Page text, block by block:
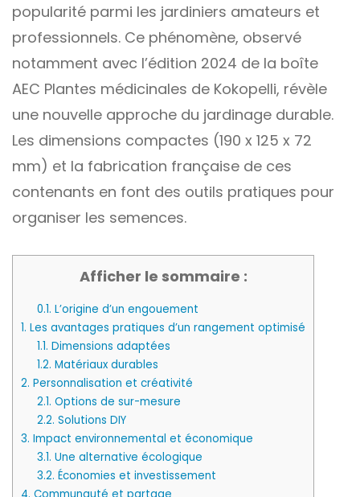
popularité parmi les jardiniers amateurs et
professionnels. Ce phénomène, observé
notamment avec l’édition 2024 de la boîte
AEC Plantes médicinales de Kokopelli, révèle
une nouvelle approche du jardinage durable.
Les dimensions compactes (190 x 125 x 72
mm) et la fabrication française de ces
contenants en font des outils pratiques pour
organiser les semences.
Afficher le sommaire :
0.1. L’origine d’un engouement
1. Les avantages pratiques d’un rangement optimisé
1.1. Dimensions adaptées
1.2. Matériaux durables
2. Personnalisation et créativité
2.1. Options de sur-mesure
2.2. Solutions DIY
3. Impact environnemental et économique
3.1. Une alternative écologique
3.2. Économies et investissement